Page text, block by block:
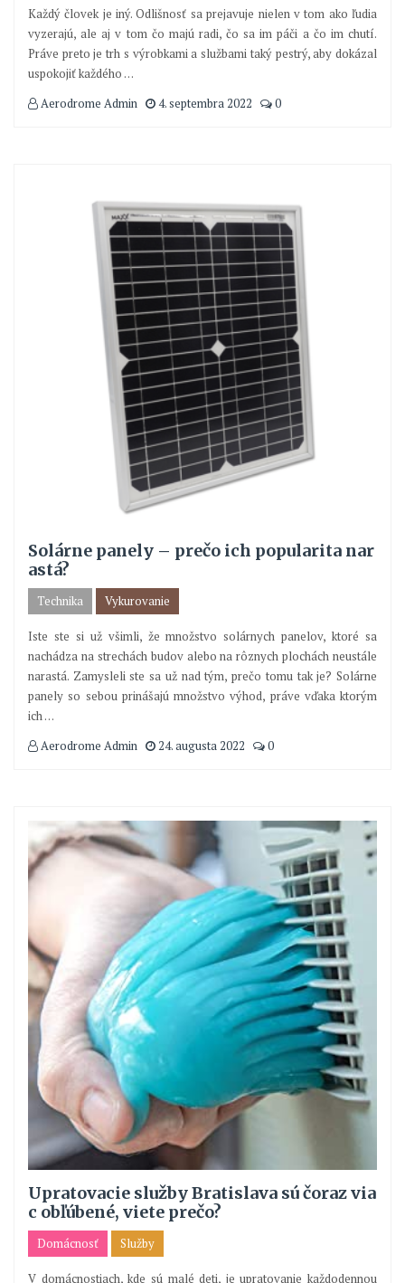
Každý človek je iný. Odlišnosť sa prejavuje nielen v tom ako ľudia
vyzerajú, ale aj v tom čo majú radi, čo sa im páči a čo im chutí.
Práve preto je trh s výrobkami a službami taký pestrý, aby dokázal
uspokojiť každého …
Aerodrome Admin
4. septembra 2022 0
Solárne panely – prečo ich popularita nar
astá?
Technika Vykurovanie
Iste ste si už všimli, že množstvo solárnych panelov, ktoré sa
nachádza na strechách budov alebo na rôznych plochách neustále
narastá. Zamysleli ste sa už nad tým, prečo tomu tak je? Solárne
panely so sebou prinášajú množstvo výhod, práve vďaka ktorým
ich…
Aerodrome Admin
24. augusta 2022 0
Upratovacie služby Bratislava sú čoraz via
c obľúbené, viete prečo?
Domácnosť Služby
V domácnostiach, kde sú malé deti, je upratovanie každodennou